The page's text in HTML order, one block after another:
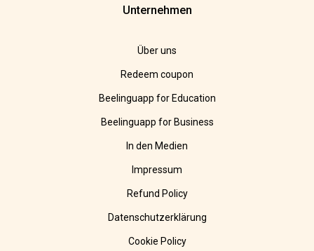
Unternehmen
Über uns
Redeem coupon
Beelinguapp for Education
Beelinguapp for Business
In den Medien
Impressum
Refund Policy
Datenschutzerklärung
Cookie Policy